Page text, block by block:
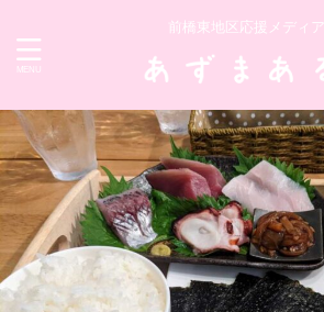
前橋東地区応援メディア